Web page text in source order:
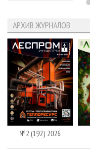
АРХИВ ЖУРНАЛОВ
№2 (192) 2026